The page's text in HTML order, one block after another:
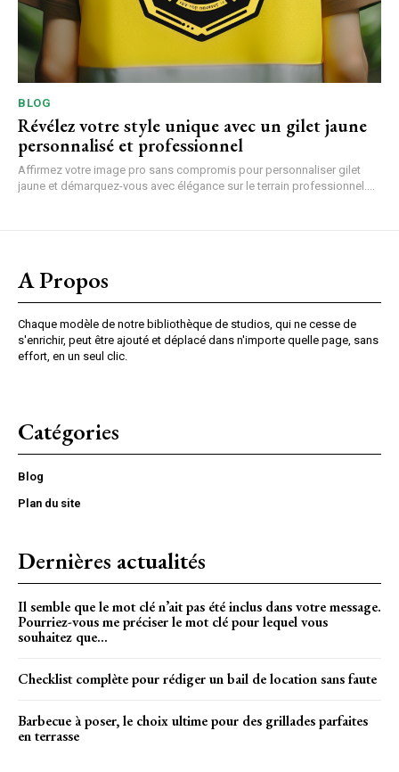
BLOG
Révélez votre style unique avec un gilet jaune
personnalisé et professionnel
Affirmez votre image pro sans compromis pour personnaliser gilet
jaune et démarquez-vous avec élégance sur le terrain professionnel....
A Propos
Chaque modèle de notre bibliothèque de studios, qui ne cesse de
s'enrichir, peut être ajouté et déplacé dans n'importe quelle page, sans
effort, en un seul clic.
Catégories
Blog
Plan du site
Dernières actualités
Il semble que le mot clé n’ait pas été inclus dans votre message.
Pourriez-vous me préciser le mot clé pour lequel vous
souhaitez que...
Checklist complète pour rédiger un bail de location sans faute
Barbecue à poser, le choix ultime pour des grillades parfaites
en terrasse